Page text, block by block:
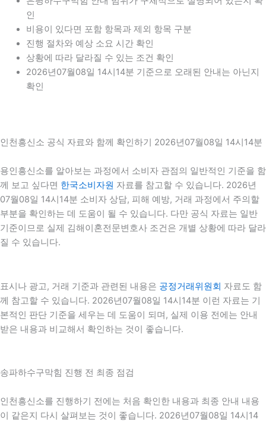
인
비용이 있다면 포함 항목과 제외 항목 구분
진행 절차와 예상 소요 시간 확인
상황에 따라 달라질 수 있는 조건 확인
2026년07월08일 14시14분 기준으로 오래된 안내는 아닌지
확인
인천흥신소 공식 자료와 함께 확인하기 2026년07월08일 14시14분
용인흥신소를 알아보는 과정에서 소비자 관점의 일반적인 기준을 함
께 보고 싶다면 한국소비자원 자료를 참고할 수 있습니다. 2026년
07월08일 14시14분 소비자 상담, 피해 예방, 거래 과정에서 주의할
부분을 확인하는 데 도움이 될 수 있습니다. 다만 공식 자료는 일반
기준이므로 실제 김해이혼전문변호사 조건은 개별 상황에 따라 달라
질 수 있습니다.
표시나 광고, 거래 기준과 관련된 내용은 공정거래위원회 자료도 함
께 참고할 수 있습니다. 2026년07월08일 14시14분 이런 자료는 기
본적인 판단 기준을 세우는 데 도움이 되며, 실제 이용 전에는 안내
받은 내용과 비교해서 확인하는 것이 좋습니다.
송파하수구막힘 진행 전 최종 점검
인천흥신소를 진행하기 전에는 처음 확인한 내용과 최종 안내 내용
이 같은지 다시 살펴보는 것이 좋습니다. 2026년07월08일 14시14